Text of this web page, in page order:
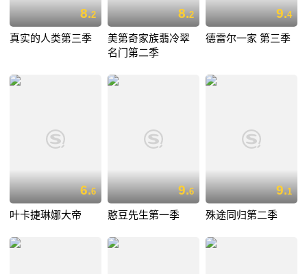
8.2
真实的人类第三季
8.2
美第奇家族翡冷翠
名门第二季
9.4
德雷尔一家 第三季
6.6
叶卡捷琳娜大帝
9.6
憨豆先生第一季
9.1
殊途同归第二季